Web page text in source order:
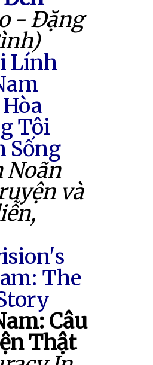
- Đặng
Lính
Tôi
Sống
Noãn
và
The
Câu
Thật